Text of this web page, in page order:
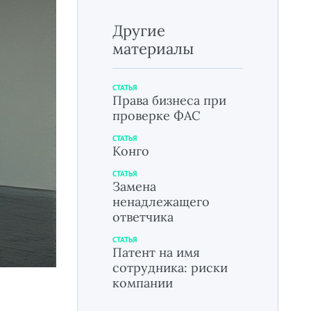
Другие
материалы
СТАТЬЯ
Права бизнеса при
проверке ФАС
СТАТЬЯ
Конго
СТАТЬЯ
Замена
ненадлежащего
ответчика
СТАТЬЯ
Патент на имя
сотрудника: риски
компании